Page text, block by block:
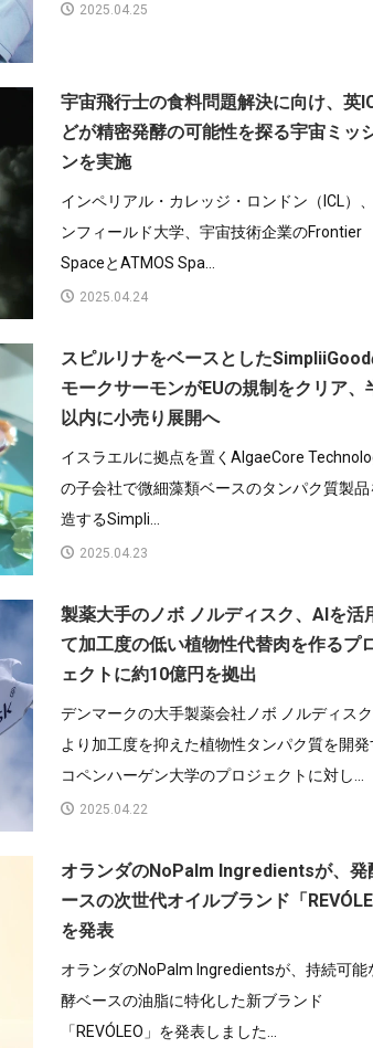
2025.04.25
宇宙飛行士の食料問題解決に向け、英
どが精密発酵の可能性を探る宇宙ミッ
ンを実施
インペリアル・カレッジ・ロンドン（ICL）
ンフィールド大学、宇宙技術企業のFrontier
SpaceとATMOS Spa...
2025.04.24
スピルリナをベースとした
モークサーモンがEUの規制をクリア、
以内に小売り展開へ
イスラエルに拠点を置くAlgaeCore
の子会社で微細藻類ベースのタンパク質製品
造するSimpli...
2025.04.23
製薬大手のノボ ノルディスク、AIを活
て加工度の低い植物性代替肉を作るプ
ェクトに約10億円を拠出
デンマークの大手製薬会社ノボ ノルディスク
より加工度を抑えた植物性タンパク質を開発
コペンハーゲン大学のプロジェクトに対し...
2025.04.22
オランダのNoPalm Ingredientsが、発
ースの次世代オイルブランド「
を発表
オランダのNoPalm Ingredientsが、持続可能
酵ベースの油脂に特化した新ブランド
「REVÓLEO」を発表しました...